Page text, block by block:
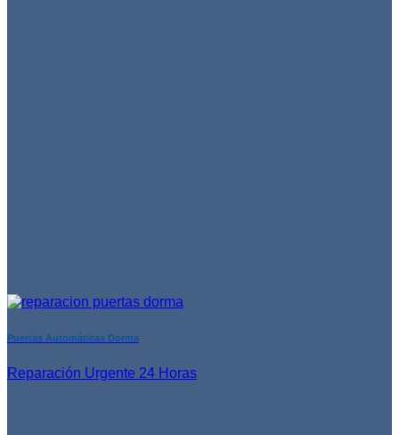
Puertas Automáticas Dorma
Reparación Urgente 24 Horas